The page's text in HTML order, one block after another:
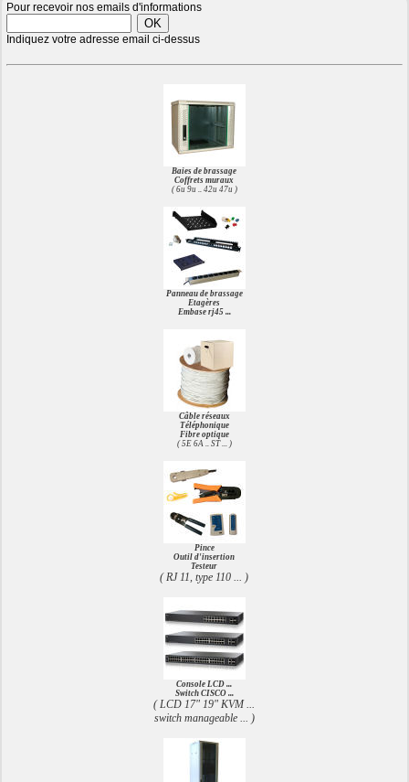
Pour recevoir nos emails d'informations
Indiquez votre adresse email ci-dessus
Baies de brassage
Coffrets muraux
( 6u 9u .. 42u 47u )
Panneau de brassage
Etagères
Embase rj45 ...
Câble réseaux
Téléphonique
Fibre optique
( 5E 6A .. ST ... )
Pince
Outil d'insertion
Testeur
( RJ 11, type 110 ... )
Console LCD ...
Switch CISCO ...
( LCD 17" 19" KVM ...
switch manageable ... )